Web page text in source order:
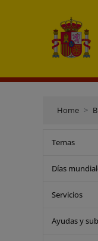
Home
Temas
Días
Servicios
Ayudas y